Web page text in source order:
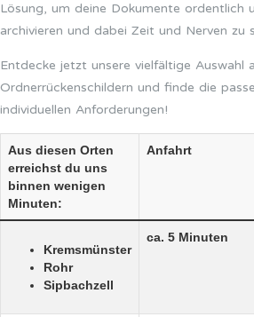
Lösung, um deine Dokumente ordentlich
archivieren und dabei Zeit und Nerven zu
Entdecke jetzt unsere vielfältige Auswahl
Ordnerrückenschildern und finde die
individuellen Anforderungen!
Aus diesen Orten
erreichst du uns
binnen wenigen
Minuten:
Anfahrt
Kremsmünster
Rohr
Sipbachzell
ca. 5 Minuten